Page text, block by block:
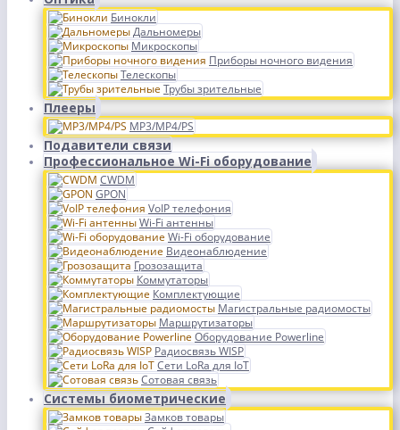
Бинокли
Дальномеры
Микроскопы
Приборы ночного видения
Телескопы
Трубы зрительные
Плееры
MP3/MP4/PS
Подавители связи
Профессиональное Wi-Fi оборудование
CWDM
GPON
VoIP телефония
Wi-Fi антенны
Wi-Fi оборудование
Видеонаблюдение
Грозозащита
Коммутаторы
Комплектующие
Магистральные радиомосты
Маршрутизаторы
Оборудование Powerline
Радиосвязь WISP
Сети LoRa для IoT
Сотовая связь
Системы биометрические
Замков товары